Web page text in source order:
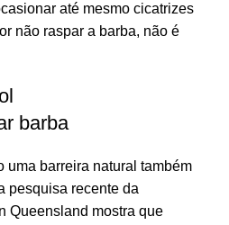
até mesmo cicatrizes
não raspar a barba, não é
uma barreira natural também
pesquisa recente da
Queensland mostra que